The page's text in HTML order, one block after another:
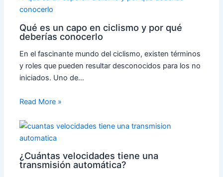
Qué es un capo en ciclismo y por qué
deberías conocerlo
En el fascinante mundo del ciclismo, existen términos
y roles que pueden resultar desconocidos para los no
iniciados. Uno de…
Read More »
¿Cuántas velocidades tiene una
transmisión automática?